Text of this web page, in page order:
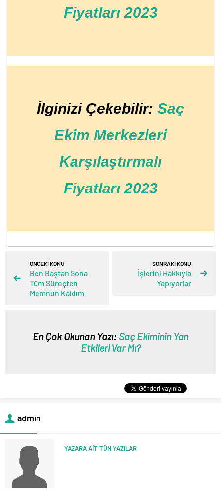
Fiyatları 2023
İlginizi Çekebilir: Saç
Ekim Merkezleri
Karşılaştırmalı
Fiyatları 2023
ÖNCEKİ KONU
Ben Baştan Sona
Tüm Süreçten
Memnun Kaldım
SONRAKİ KONU
İşlerini Hakkıyla
Yapıyorlar
En Çok Okunan Yazı: Saç Ekiminin Yan
Etkileri Var Mı?
admin
YAZARA AİT TÜM YAZILAR